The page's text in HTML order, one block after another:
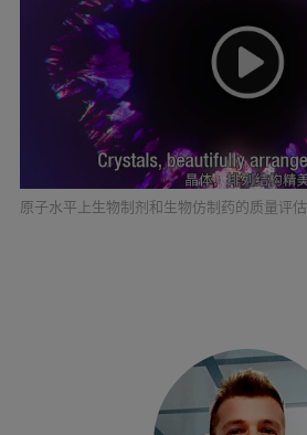
原子水平上生物制剂和生物仿制药的质量评估